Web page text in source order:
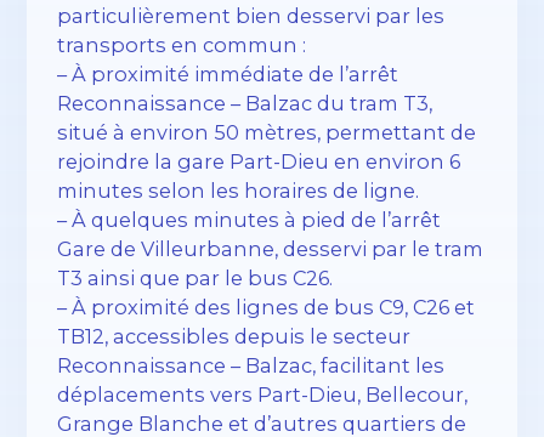
particulièrement bien desservi par les
transports en commun :
– À proximité immédiate de l’arrêt
Reconnaissance – Balzac du tram T3,
situé à environ 50 mètres, permettant de
rejoindre la gare Part-Dieu en environ 6
minutes selon les horaires de ligne.
– À quelques minutes à pied de l’arrêt
Gare de Villeurbanne, desservi par le tram
T3 ainsi que par le bus C26.
– À proximité des lignes de bus C9, C26 et
TB12, accessibles depuis le secteur
Reconnaissance – Balzac, facilitant les
déplacements vers Part-Dieu, Bellecour,
Grange Blanche et d’autres quartiers de